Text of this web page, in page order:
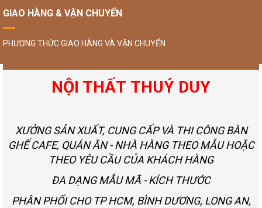
GIAO HÀNG & VẬN CHUYỂN
PHƯƠNG THỨC GIAO HÀNG VÀ VẬN CHUYỂN
NỘI THẤT THUÝ DUY
XƯỞNG SẢN XUẤT, CUNG CẤP VÀ THI CÔNG BÀN
GHẾ CAFE, QUÁN ĂN - NHÀ HÀNG THEO MẪU HOẶC
THEO YÊU CẦU CỦA KHÁCH HÀNG
ĐA DẠNG MẪU MÃ - KÍCH THƯỚC
PHÂN PHỐI CHO TP HCM, BÌNH DƯƠNG, LONG AN,